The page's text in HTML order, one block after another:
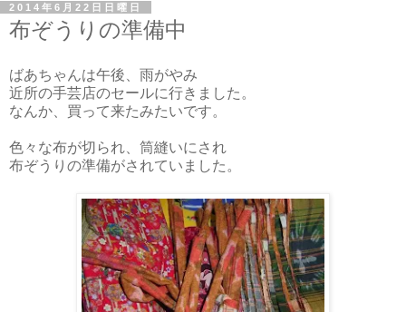
2014年6月22日日曜日
布ぞうりの準備中
ばあちゃんは午後、雨がやみ
近所の手芸店のセールに行きました。
なんか、買って来たみたいです。
色々な布が切られ、筒縫いにされ
布ぞうりの準備がされていました。